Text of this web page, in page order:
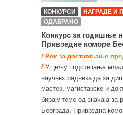
КОНКУРСИ
НАГРАДЕ И
ОДАБРАНО
Конкурс за годишње
Привредне коморе
/ Рок за достављање
/ У циљу подстицања
научних радника да за
мастер, магистарске и
бирају теме од значаја за
Београда, Привредна